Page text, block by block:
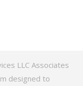
LLC Associates
designed to